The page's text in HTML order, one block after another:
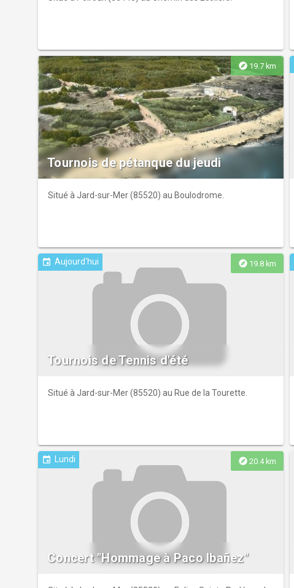
explore 19.7 km
Tournois de pétanque du jeudi
Situé à Jard-sur-Mer (85520) au Boulodrome.
explore 19.8 km
event Aujourd'hui
Tournois de Tennis d'été
Situé à Jard-sur-Mer (85520) au Rue de la Tourette.
explore 20.4 km
event Lundi
Concert "Hommage à Paco Ibañez"